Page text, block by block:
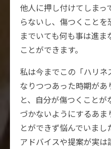
他人に押し付けてしまっ
らないし、傷つくこと
までいても何も事は進
ことができます。
私は今までこの「ハリ
なりつつあった時期が
と、自分が傷つくこと
づかないようにするあ
とができず悩んでいま
アドバイスや提案が実